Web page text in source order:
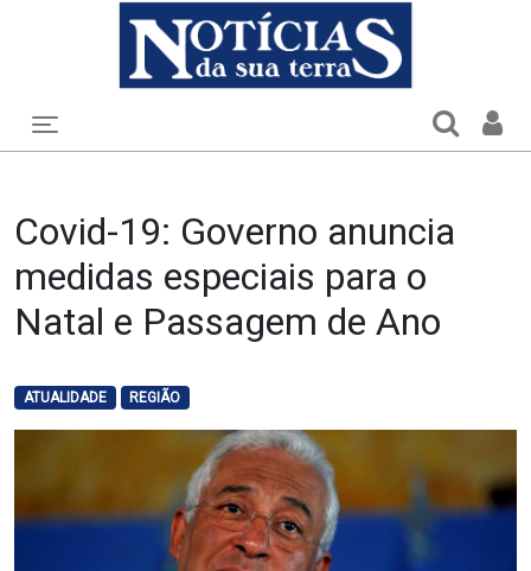
Toggle navigation
Covid-19: Governo anuncia
medidas especiais para o
Natal e Passagem de Ano
ATUALIDADE REGIÃO